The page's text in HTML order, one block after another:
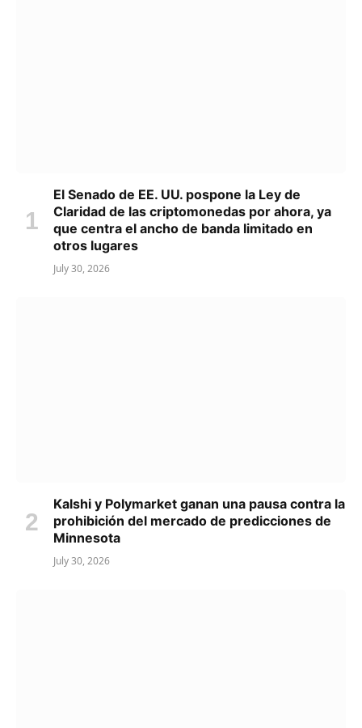
El Senado de EE. UU. pospone la Ley de
Claridad de las criptomonedas por ahora, ya
que centra el ancho de banda limitado en
otros lugares
July 30, 2026
Kalshi y Polymarket ganan una pausa contra la
prohibición del mercado de predicciones de
Minnesota
July 30, 2026